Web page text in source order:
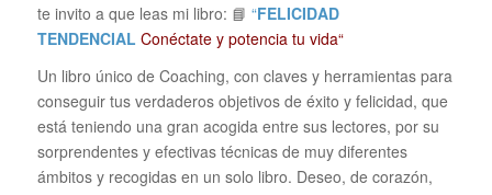
te invito a que leas mi libro: 📘 “FELICIDAD
TENDENCIAL Conéctate y potencia tu vida“
Un libro único de Coaching, con claves y herramientas para
conseguir tus verdaderos objetivos de éxito y felicidad, que
está teniendo una gran acogida entre sus lectores, por su
sorprendentes y efectivas técnicas de muy diferentes
ámbitos y recogidas en un solo libro. Deseo, de corazón,